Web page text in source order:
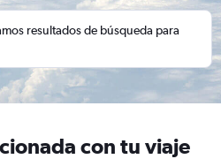
resultados de búsqueda para
con tu viaje